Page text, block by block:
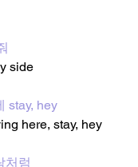
side
stay, hey
here, stay, hey
처럼